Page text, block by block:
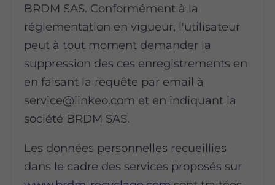
BRDM SAS. Conformément à la
réglementation en vigueur, l'utilisateur
peut à tout moment demander la
suppression des ces enregistrements en
en faisant la requête par email à
service@linkeo.com et en indiquant la
société BRDM SAS.
Les données personnelles recueillies
dans le cadre des services proposés sur